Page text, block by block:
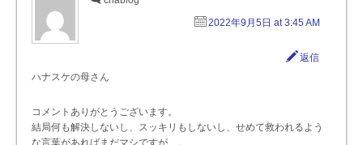
2022年9月5日 at 3:45 AM
返信
ハナスケの母さん
コメントありがとうございます。
結局何も解決しないし、スッキリもしないし、せめて救われるよう
な言葉があればまだマシですが…。